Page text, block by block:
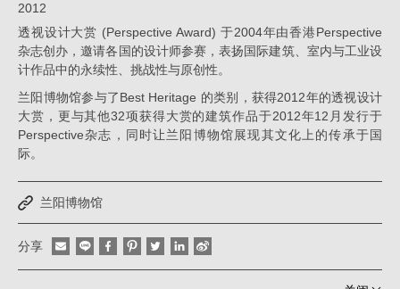
仁
喜
大
元
筑
2012
透视设计大赏 (Perspective Award) 于2004年由香港Perspective
杂志创办，邀请各国的设计师参赛，表扬国际建筑、室内与工业设
计作品中的永续性、挑战性与原创性。
兰阳博物馆参与了Best Heritage 的类别，获得2012年的透视设计
大赏，更与其他32项获得大赏的建筑作品于2012年12月发行于
Perspective杂志，同时让兰阳博物馆展现其文化上的传承于国
际。
兰阳博物馆
分享